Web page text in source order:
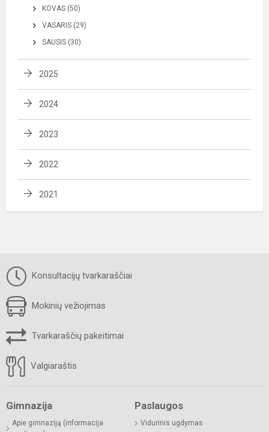
KOVAS (50)
VASARIS (29)
SAUSIS (30)
2025
2024
2023
2022
2021
Konsultacijų tvarkaraščiai
Mokinių vežiojimas
Tvarkaraščių pakeitimai
Valgiaraštis
Gimnazija
Apie gimnaziją (informacija
Paslaugos
Vidurinis ugdymas